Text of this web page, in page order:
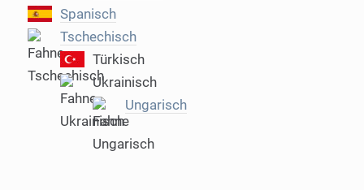
Spanisch
Tschechisch
Türkisch
Ukrainisch
Ungarisch